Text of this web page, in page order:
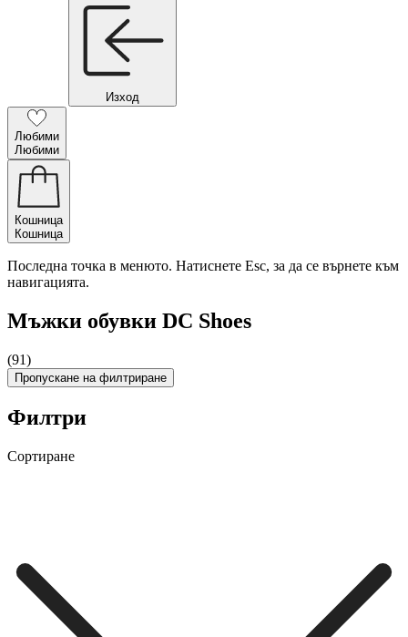
Изход
Любими
Любими
Кошница
Кошница
Последна точка в менюто. Натиснете Esc, за да се върнете към
навигацията.
Мъжки обувки DC Shoes
(91)
Пропускане на филтриране
Филтри
Сортиране